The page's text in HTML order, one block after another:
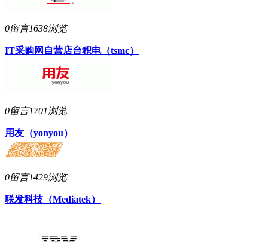
0留言1638浏览
IT采购网自营店台积电（tsmc）
0留言1701浏览
用友（yonyou）
0留言1429浏览
联发科技（Mediatek）